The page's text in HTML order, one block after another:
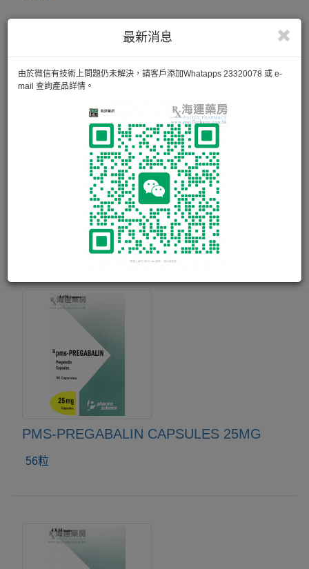
最新消息
由於微信有技術上問題仍未解決，請客戶添加Whatapps 23320078 或 e-
mail 查詢產品詳情。
TRAMO CAP 50MG
PMS-PREGABALIN CAPSULES 25MG
56粒